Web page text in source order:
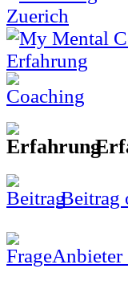
Beitrag
Anbieter